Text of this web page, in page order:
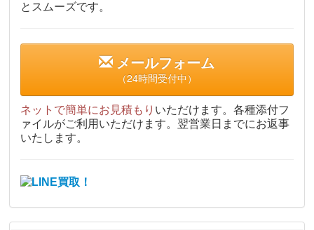
とスムーズです。
メールフォーム
（24時間受付中）
ネットで簡単にお見積もり いただけます。各種添付フ
ァイルがご利用いただけます。翌営業日までにお返事
いたします。